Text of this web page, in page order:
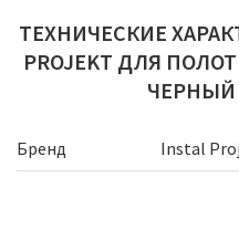
ТЕХНИЧЕСКИЕ
PROJEKT ДЛЯ
ЧЕРНЫЙ
Бренд Instal